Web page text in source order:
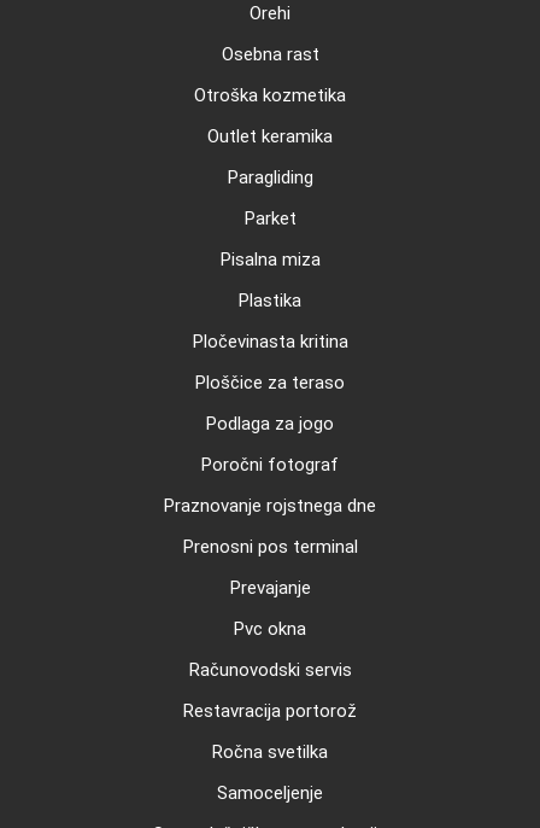
Orehi
Osebna rast
Otroška kozmetika
Outlet keramika
Paragliding
Parket
Pisalna miza
Plastika
Pločevinasta kritina
Ploščice za teraso
Podlaga za jogo
Poročni fotograf
Praznovanje rojstnega dne
Prenosni pos terminal
Prevajanje
Pvc okna
Računovodski servis
Restavracija portorož
Ročna svetilka
Samoceljenje